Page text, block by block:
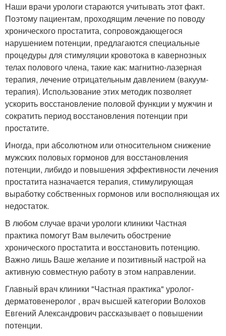
Наши врачи урологи стараются учитывать этот факт.
Поэтому пациентам, проходящим лечение по поводу
хронического простатита, сопровождающегося
нарушением потенции, предлагаются специальные
процедуры для стимуляции кровотока в кавернозных
телах полового члена, такие как: магнитно-лазерная
терапия, лечение отрицательным давлением (вакуум-
терапия). Использование этих методик позволяет
ускорить восстановление половой функции у мужчин и
сократить период восстановления потенции при
простатите.
Иногда, при абсолютном или относительном снижение
мужских половых гормонов для восстановления
потенции, либидо и повышения эффективности лечения
простатита назначается терапия, стимулирующая
выработку собственных гормонов или восполняющая их
недостаток.
В любом случае врачи урологи клиники Частная
практика помогут Вам вылечить обострение
хронического простатита и восстановить потенцию.
Важно лишь Ваше желание и позитивный настрой на
активную совместную работу в этом направлении.
Главный врач клиники "Частная практика" уролог-
дерматовенеролог , врач высшей категории Волохов
Евгений Александрович рассказывает о повышении
потенции.